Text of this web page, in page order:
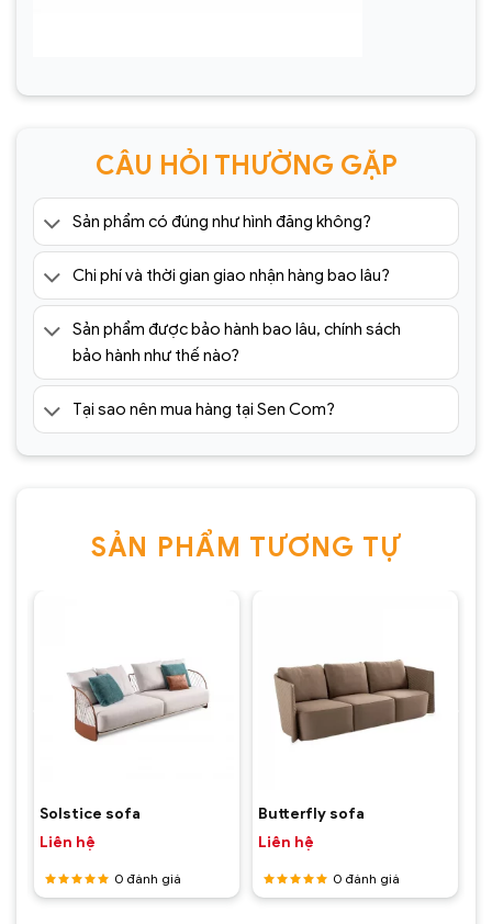
CÂU HỎI THƯỜNG GẶP
Sản phẩm có đúng như hình đăng không?
Chi phí và thời gian giao nhận hàng bao lâu?
Sản phẩm được bảo hành bao lâu, chính sách
bảo hành như thế nào?
Tại sao nên mua hàng tại Sen Com?
SẢN PHẨM TƯƠNG TỰ
Solstice sofa
Liên hệ
Được
0 đánh giá
Butterfly sofa
Liên hệ
Được
0 đánh giá